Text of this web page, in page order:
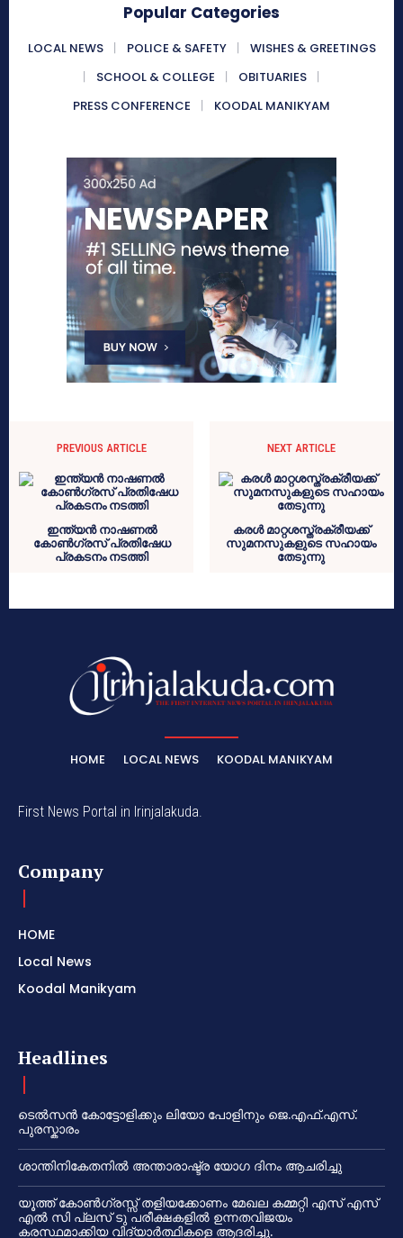
Popular Categories
LOCAL NEWS POLICE & SAFETY
WISHES & GREETINGS
SCHOOL & COLLEGE
OBITUARIES
PRESS CONFERENCE
KOODAL MANIKYAM
PREVIOUS ARTICLE
ഇന്ത്യൻ നാഷണൽ
കോൺഗ്രസ് പ്രതിഷേധ
പ്രകടനം നടത്തി
NEXT ARTICLE
കരള്‍ മാറ്റശസ്ത്രക്രീയക്ക്
സുമനസുകളുടെ സഹായം
തേടുന്നു
HOME LOCAL NEWS KOODAL MANIKYAM
First News Portal in Irinjalakuda.
Company
HOME
Local News
Koodal Manikyam
Headlines
ടെൽസൻ കോട്ടോളിക്കും ലിയോ പോളിനും ജെ.എഫ്.എസ്.
പുരസ്കാരം
ശാന്തിനികേതനിൽ അന്താരാഷ്ട്ര യോഗ ദിനം ആചരിച്ചു
യൂത്ത് കോൺഗ്രസ്സ് തളിയക്കോണം മേഖല കമ്മറ്റി എസ് എസ്
എൽ സി പ്ലസ് ടു പരീക്ഷകളിൽ ഉന്നതവിജയം
കരസ്ഥമാക്കിയ വിദ്യാർത്ഥികളെ ആദരിച്ചു.